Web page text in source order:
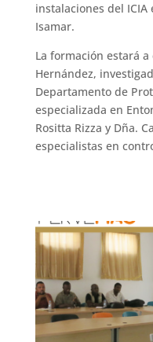
instalaciones del ICIA
Isamar.
La formación estará
Hernández,
Departamento de
especializada en
Rositta Rizza y Dña.
especialistas en